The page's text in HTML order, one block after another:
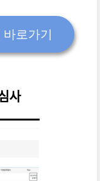
로가기
사